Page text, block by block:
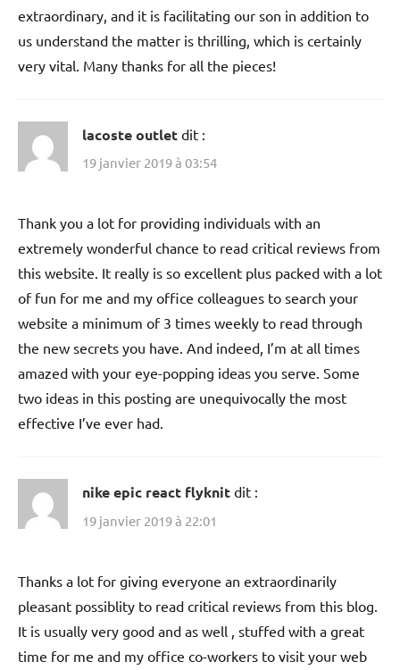
extraordinary, and it is facilitating our son in addition to
us understand the matter is thrilling, which is certainly
very vital. Many thanks for all the pieces!
lacoste outlet dit :
19 janvier 2019 à 03:54
Thank you a lot for providing individuals with an
extremely wonderful chance to read critical reviews from
this website. It really is so excellent plus packed with a lot
of fun for me and my office colleagues to search your
website a minimum of 3 times weekly to read through
the new secrets you have. And indeed, I’m at all times
amazed with your eye-popping ideas you serve. Some
two ideas in this posting are unequivocally the most
effective I’ve ever had.
nike epic react flyknit dit :
19 janvier 2019 à 22:01
Thanks a lot for giving everyone an extraordinarily
pleasant possiblity to read critical reviews from this blog.
It is usually very good and as well , stuffed with a great
time for me and my office co-workers to visit your web